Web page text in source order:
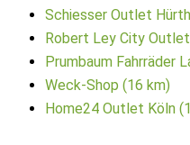
Schiesser Outlet
Robert Ley City
Prumbaum Fahrräder
Weck-Shop (16 km)
Home24 Outlet Köln